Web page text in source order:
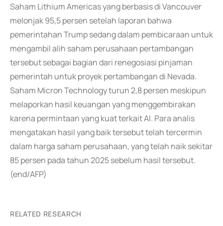
Saham Lithium Americas yang berbasis di Vancouver
melonjak 95,5 persen setelah laporan bahwa
pemerintahan Trump sedang dalam pembicaraan untuk
mengambil alih saham perusahaan pertambangan
tersebut sebagai bagian dari renegosiasi pinjaman
pemerintah untuk proyek pertambangan di Nevada.
Saham Micron Technology turun 2,8 persen meskipun
melaporkan hasil keuangan yang menggembirakan
karena permintaan yang kuat terkait AI. Para analis
mengatakan hasil yang baik tersebut telah tercermin
dalam harga saham perusahaan, yang telah naik sekitar
85 persen pada tahun 2025 sebelum hasil tersebut.
(end/AFP)
RELATED RESEARCH